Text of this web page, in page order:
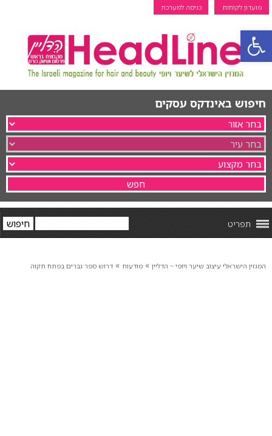
פתח סרגל נגישות
מועדון לקוחות כניסה למערכת
חיפוש באינדקס עסקים
תפריט
המגזין הישראלי עיצוב שיער ויופי ~ הדליין » מודעות » דרוש ספר גברים בפתח תקוה